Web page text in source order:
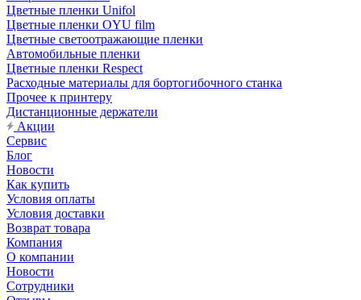
Цветные пленки Unifol
Цветные пленки OYU film
Цветные светоотражающие пленки
Автомобильные пленки
Цветные пленки Respect
Расходные материалы для бортогибочного станка
Прочее к принтеру
Дистанционные держатели
Акции
Сервис
Блог
Новости
Как купить
Условия оплаты
Условия доставки
Возврат товара
Компания
О компании
Новости
Сотрудники